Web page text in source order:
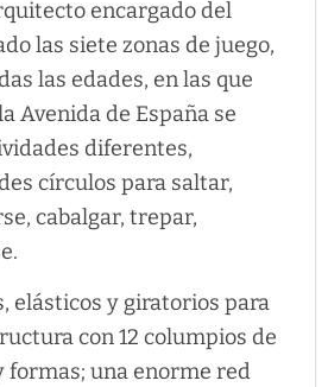
encargado del
las siete zonas de juego,
las edades, en las que
Avenida de España se
diferentes,
círculos para saltar,
cabalgar, trepar,
elásticos y giratorios para
con 12 columpios de
una enorme red